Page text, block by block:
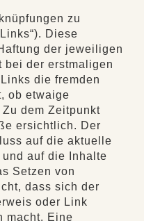
zu
Diese
der jeweiligen
bei der erstmaligen
die fremden
ob etwaige
dem Zeitpunkt
ersichtlich. Der
auf die aktuelle
auf die Inhalte
Setzen von
dass sich der
oder Link
macht. Eine